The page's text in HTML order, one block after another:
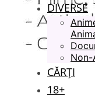
DIVERSE
CĂRȚI
18+